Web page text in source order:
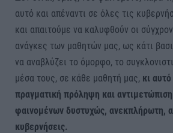
αυτό και απέναντι σε όλες τις
και απαιτούμε να καλυφθούν οι
ανάγκες των μαθητών μας, ως κάτι
να αναβλύζει το όμορφο, το
μέσα τους, σε κάθε μαθητή μας, κι
πραγματική πρόληψη και
φαινομένων δυστυχώς, ανεκπλήρωτη,
κυβερνήσεις.